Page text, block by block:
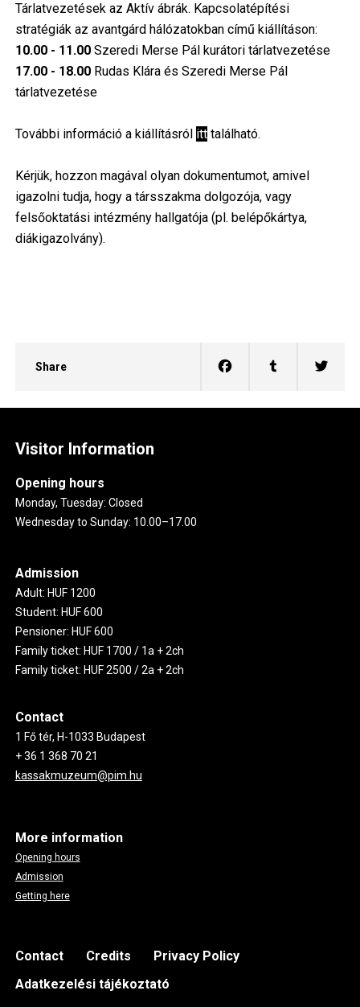
Tárlatvezetések az Aktív ábrák. Kapcsolatépítési
stratégiák az avantgárd hálózatokban című kiállításon:
10.00 - 11.00Szeredi Merse Pál kurátori tárlatvezetése
17.00 - 18.00Rudas Klára és Szeredi Merse Pál
tárlatvezetése
További információ a kiállításról itttalálható.
Kérjük, hozzon magával olyan dokumentumot, amivel
igazolni tudja, hogy a társszakma dolgozója, vagy
felsőoktatási intézmény hallgatója (pl. belépőkártya,
diákigazolvány).
Share
Visitor Information
Opening hours
Monday, Tuesday: Closed
Wednesday to Sunday: 10.00–17.00
Admission
Adult: HUF 1200
Student: HUF 600
Pensioner: HUF 600
Family ticket: HUF 1700 / 1a + 2ch
Family ticket: HUF 2500 / 2a + 2ch
Contact
1 Fő tér, H-1033 Budapest
+ 36 1 368 70 21
kassakmuzeum@pim.hu
More information
Opening hours
Admission
Getting here
Footer
Contact Credits
Privacy Policy
Adatkezelési tájékoztató